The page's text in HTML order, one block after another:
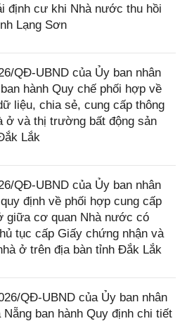
định cư khi Nhà nước thu hồi
Lạng Sơn
QĐ-UBND của Ủy ban nhân
hành Quy chế phối hợp về
liệu, chia sẻ, cung cấp thông
ở và thị trường bất động sản
Lắk
QĐ-UBND của Ủy ban nhân
định về phối hợp cung cấp
giữa cơ quan Nhà nước có
tục cấp Giấy chứng nhận và
ở trên địa bàn tỉnh Đắk Lắk
QĐ-UBND của Ủy ban nhân
ban hành Quy định chi tiết